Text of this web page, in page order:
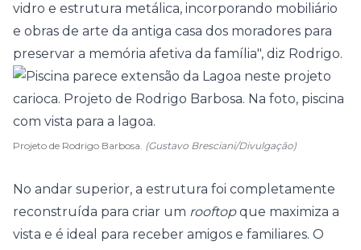
vidro e estrutura metálica, incorporando mobiliário
e obras de arte da antiga casa dos moradores para
preservar a memória afetiva da família", diz Rodrigo.
Projeto de Rodrigo Barbosa. (Gustavo Bresciani/Divulgação)
No andar superior, a estrutura foi completamente
reconstruída para criar um rooftopque maximiza a
vista e é ideal para receber amigos e familiares. O